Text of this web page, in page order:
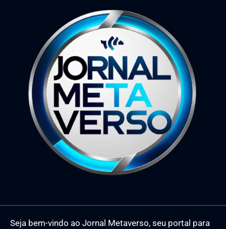
Seja bem-vindo ao Jornal Metaverso, seu portal para